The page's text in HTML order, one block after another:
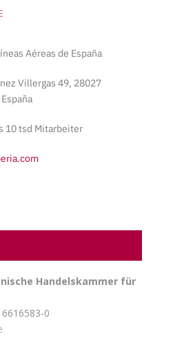
Aéreas de España
Villergas 49, 28027
10 tsd Mitarbeiter
Handelskammer für
0